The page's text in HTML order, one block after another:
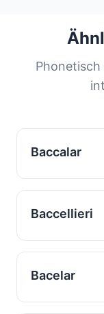
großen Teil
Verteilung
Phonetisch
Baccalar
Baccellieri
Bacelar